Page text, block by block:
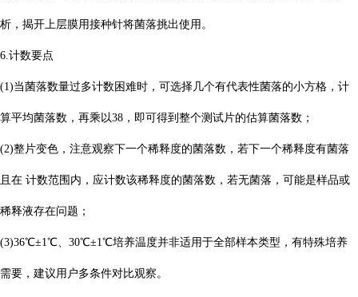
析，揭开上层膜用接种针将菌落挑出使用。
6.计数要点
(1)当菌落数量过多计数困难时，可选择几个有代表性菌落的小方格，计
算平均菌落数，再乘以38，即可得到整个测试片的估算菌落数；
(2)整片变色，注意观察下一个稀释度的菌落数，若下一个稀释度有菌落
且在 计数范围内，应计数该稀释度的菌落数，若无菌落，可能是样品或
稀释液存在问题；
(3)36℃±1℃、30℃±1℃培养温度并非适用于全部样本类型，有特殊培养
需要，建议用户多条件对比观察。